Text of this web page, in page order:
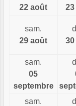
22 août
sam.
29 août
sam.
05
septembre
sam.